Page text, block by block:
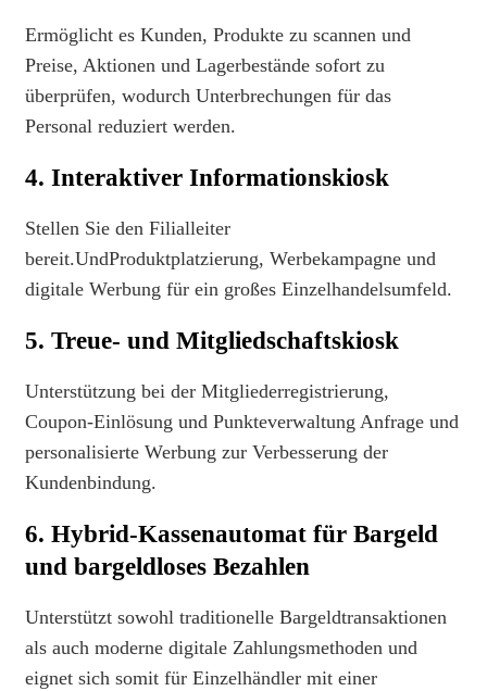
Ermöglicht es Kunden, Produkte zu scannen und
Preise, Aktionen und Lagerbestände sofort zu
überprüfen, wodurch Unterbrechungen für das
Personal reduziert werden.
4. Interaktiver Informationskiosk
Stellen Sie den Filialleiter
bereit.UndProduktplatzierung, Werbekampagne und
digitale Werbung für ein großes Einzelhandelsumfeld.
5. Treue- und Mitgliedschaftskiosk
Unterstützung bei der Mitgliederregistrierung,
Coupon-Einlösung und Punkteverwaltung Anfrage und
personalisierte Werbung zur Verbesserung der
Kundenbindung.
6. Hybrid-Kassenautomat für Bargeld
und bargeldloses Bezahlen
Unterstützt sowohl traditionelle Bargeldtransaktionen
als auch moderne digitale Zahlungsmethoden und
eignet sich somit für Einzelhändler mit einer